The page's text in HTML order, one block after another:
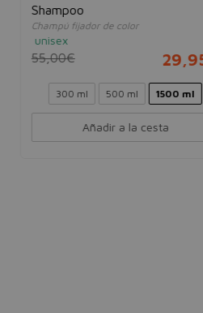
Shampoo
Champú fijador de color
unisex
55,00€ 29,95€
300 ml 500 ml 1500 ml
Añadir a la cesta